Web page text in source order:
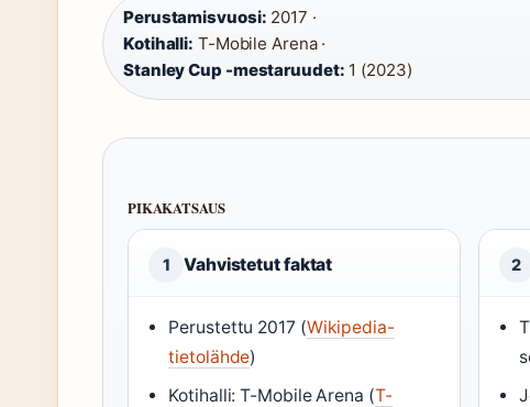
Perustamisvuosi: 2017 ·
Kotihalli: T-Mobile Arena ·
Stanley Cup -mestaruudet: 1 (2023)
PIKAKATSAUS
1 Vahvistetut faktat
Perustettu 2017 (Wikipedia-
tietolähde)
Kotihalli: T-Mobile Arena (T-
2